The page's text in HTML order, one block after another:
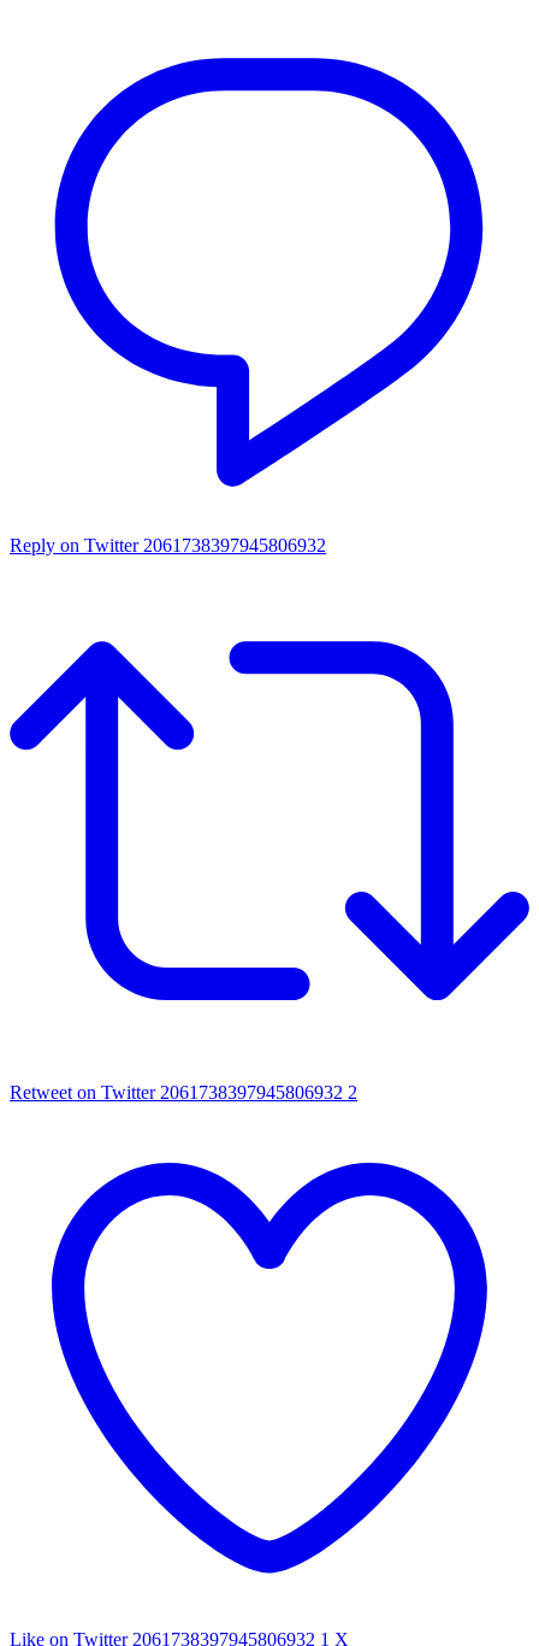
Reply on Twitter 2061738397945806932
Retweet on Twitter 2061738397945806932 2
Like on Twitter 2061738397945806932 1 X